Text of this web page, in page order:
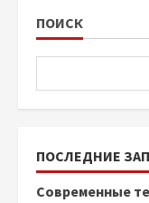
ПОИСК
ПОСЛЕДНИЕ
Современные